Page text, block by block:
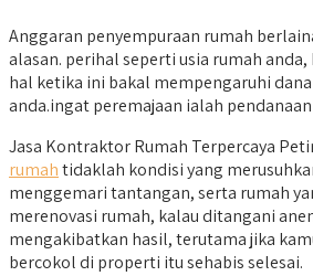
Anggaran penyempuraan rumah
alasan. perihal seperti usia rumah
hal ketika ini bakal mempengaruhi
anda.ingat peremajaan ialah
Jasa Kontraktor Rumah Terpercaya
rumahtidaklah kondisi yang
menggemari tantangan, serta rumah
merenovasi rumah, kalau ditangani
mengakibatkan hasil, terutama jika
bercokol di properti itu sehabis selesai.